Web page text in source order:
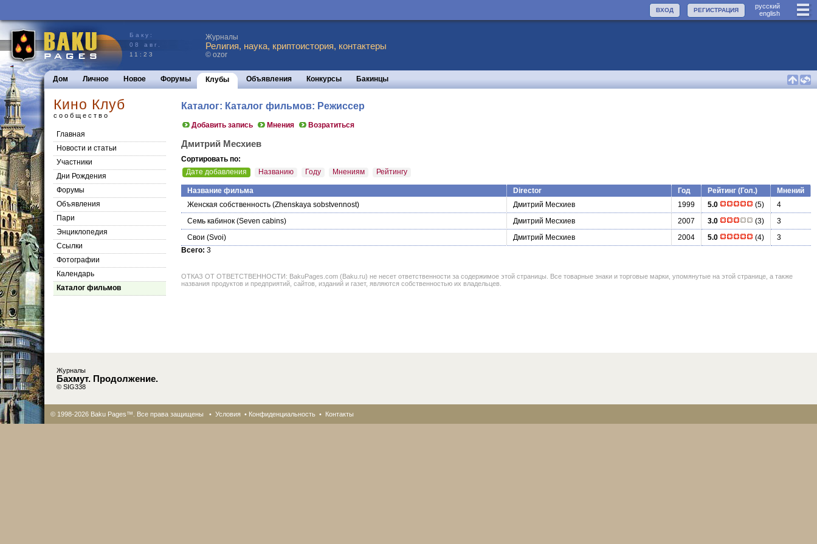
руccкий
english
РЕГИСТРАЦИЯ
ВХОД
Баку:
08 авг.
11:23
Журналы
Религия, наука, криптоистория, контактеры
© ozor
Дом Личное Новое Форумы Клубы Объявления Конкурсы Бакинцы
Кино Клуб
сообщество
Главная
Новости и статьи
Участники
Дни Рождения
Форумы
Объявления
Пари
Энциклопедия
Cсылки
Фотографии
Календарь
Каталог фильмов
Каталог: Каталог фильмов: Режиссер
Добавить запись Мнения Возратиться
Дмитрий Месхиев
Сортировать по:
Дате добавления
Названию Году Мнениям Рейтингу
Название фильма Director Год Рейтинг (Гол.)
Мнений
Женская собственность (Zhenskaya sobstvennost) Дмитрий Месхиев 1999 5.0 (5)
4
Семь кабинок (Seven cabins) Дмитрий Месхиев 2007 3.0 (3)
3
Свои (Svoi) Дмитрий Месхиев 2004 5.0 (4)
3
Всего: 3
ОТКАЗ ОТ ОТВЕТСТВЕННОСТИ: BakuPages.com (Baku.ru) не несет ответственности за содержимое этой страницы. Все товарные знаки и торговые марки, упомянутые на этой странице, а также
названия продуктов и предприятий, сайтов, изданий и газет, являются собственностью их владельцев.
Журналы
Бахмут. Продолжение.
© SIG338
© 1998-2026 Baku Pages™. Все права защищены • Условия • Конфиденциальность • Контакты